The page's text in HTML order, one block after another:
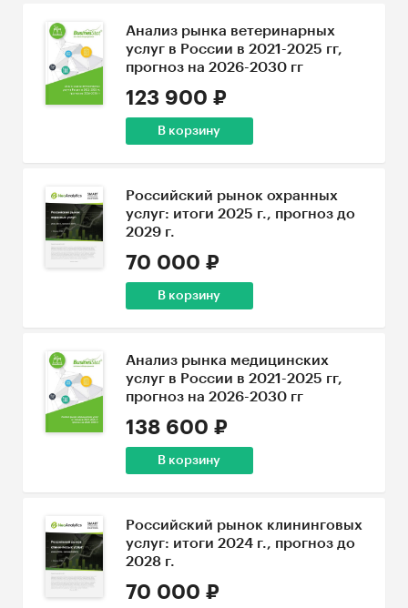
Анализ рынка ветеринарных
услуг в России в 2021-2025 гг,
прогноз на 2026-2030 гг
123 900 ₽
В корзину
Российский рынок охранных
услуг: итоги 2025 г., прогноз до
2029 г.
70 000 ₽
В корзину
Анализ рынка медицинских
услуг в России в 2021-2025 гг,
прогноз на 2026-2030 гг
138 600 ₽
В корзину
Российский рынок клининговых
услуг: итоги 2024 г., прогноз до
2028 г.
70 000 ₽